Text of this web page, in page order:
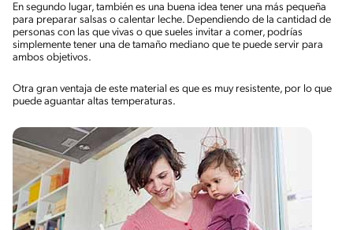
En segundo lugar, también es una buena idea tener una más pequeña
para preparar salsas o calentar leche. Dependiendo de la cantidad de
personas con las que vivas o que sueles invitar a comer, podrías
simplemente tener una de tamaño mediano que te puede servir para
ambos objetivos.
Otra gran ventaja de este material es que es muy resistente, por lo que
puede aguantar altas temperaturas.